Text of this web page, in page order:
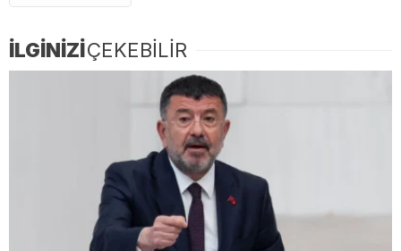
İLGİNİZİÇEKEBİLİR